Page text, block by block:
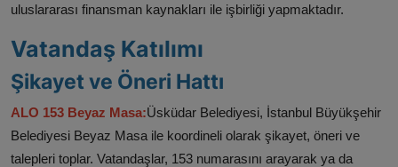
uluslararası finansman kaynakları ile işbirliği yapmaktadır.
Vatandaş Katılımı
Şikayet ve Öneri Hattı
ALO 153 Beyaz Masa:Üsküdar Belediyesi, İstanbul Büyükşehir
Belediyesi Beyaz Masa ile koordineli olarak şikayet, öneri ve
talepleri toplar. Vatandaşlar, 153 numarasını arayarak ya da